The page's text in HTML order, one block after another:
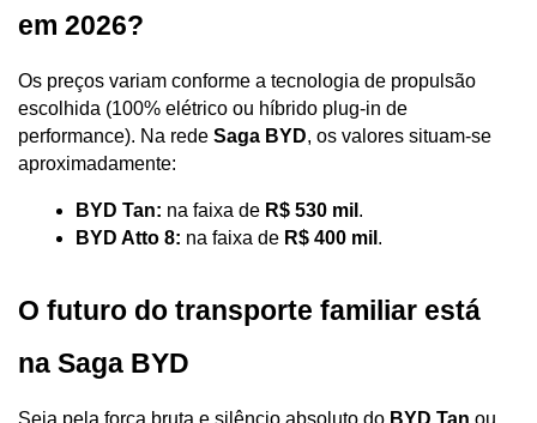
em 2026?
Os preços variam conforme a tecnologia de propulsão
escolhida (100% elétrico ou híbrido plug-in de
performance). Na rede Saga BYD, os valores situam-se
aproximadamente:
BYD Tan: na faixa de R$ 530 mil .
BYD Atto 8: na faixa de R$ 400 mil .
O futuro do transporte familiar está
na Saga BYD